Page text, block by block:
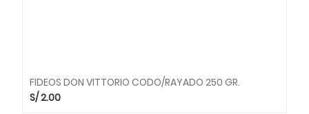
FIDEOS DON VITTORIO CODO/RAYADO 250 GR.
S/2.00